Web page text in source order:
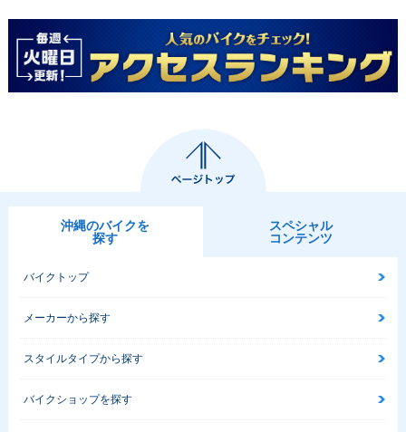
沖縄のバイクを
探す
スペシャル
コンテンツ
バイクトップ
メーカーから探す
スタイルタイプから探す
バイクショップを探す